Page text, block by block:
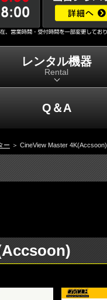
レンタル機器
Rental
Q＆A
ー ＞ CineView Master 4K(Accsoon)